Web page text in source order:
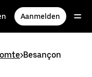
Aanmelden
>Besançon